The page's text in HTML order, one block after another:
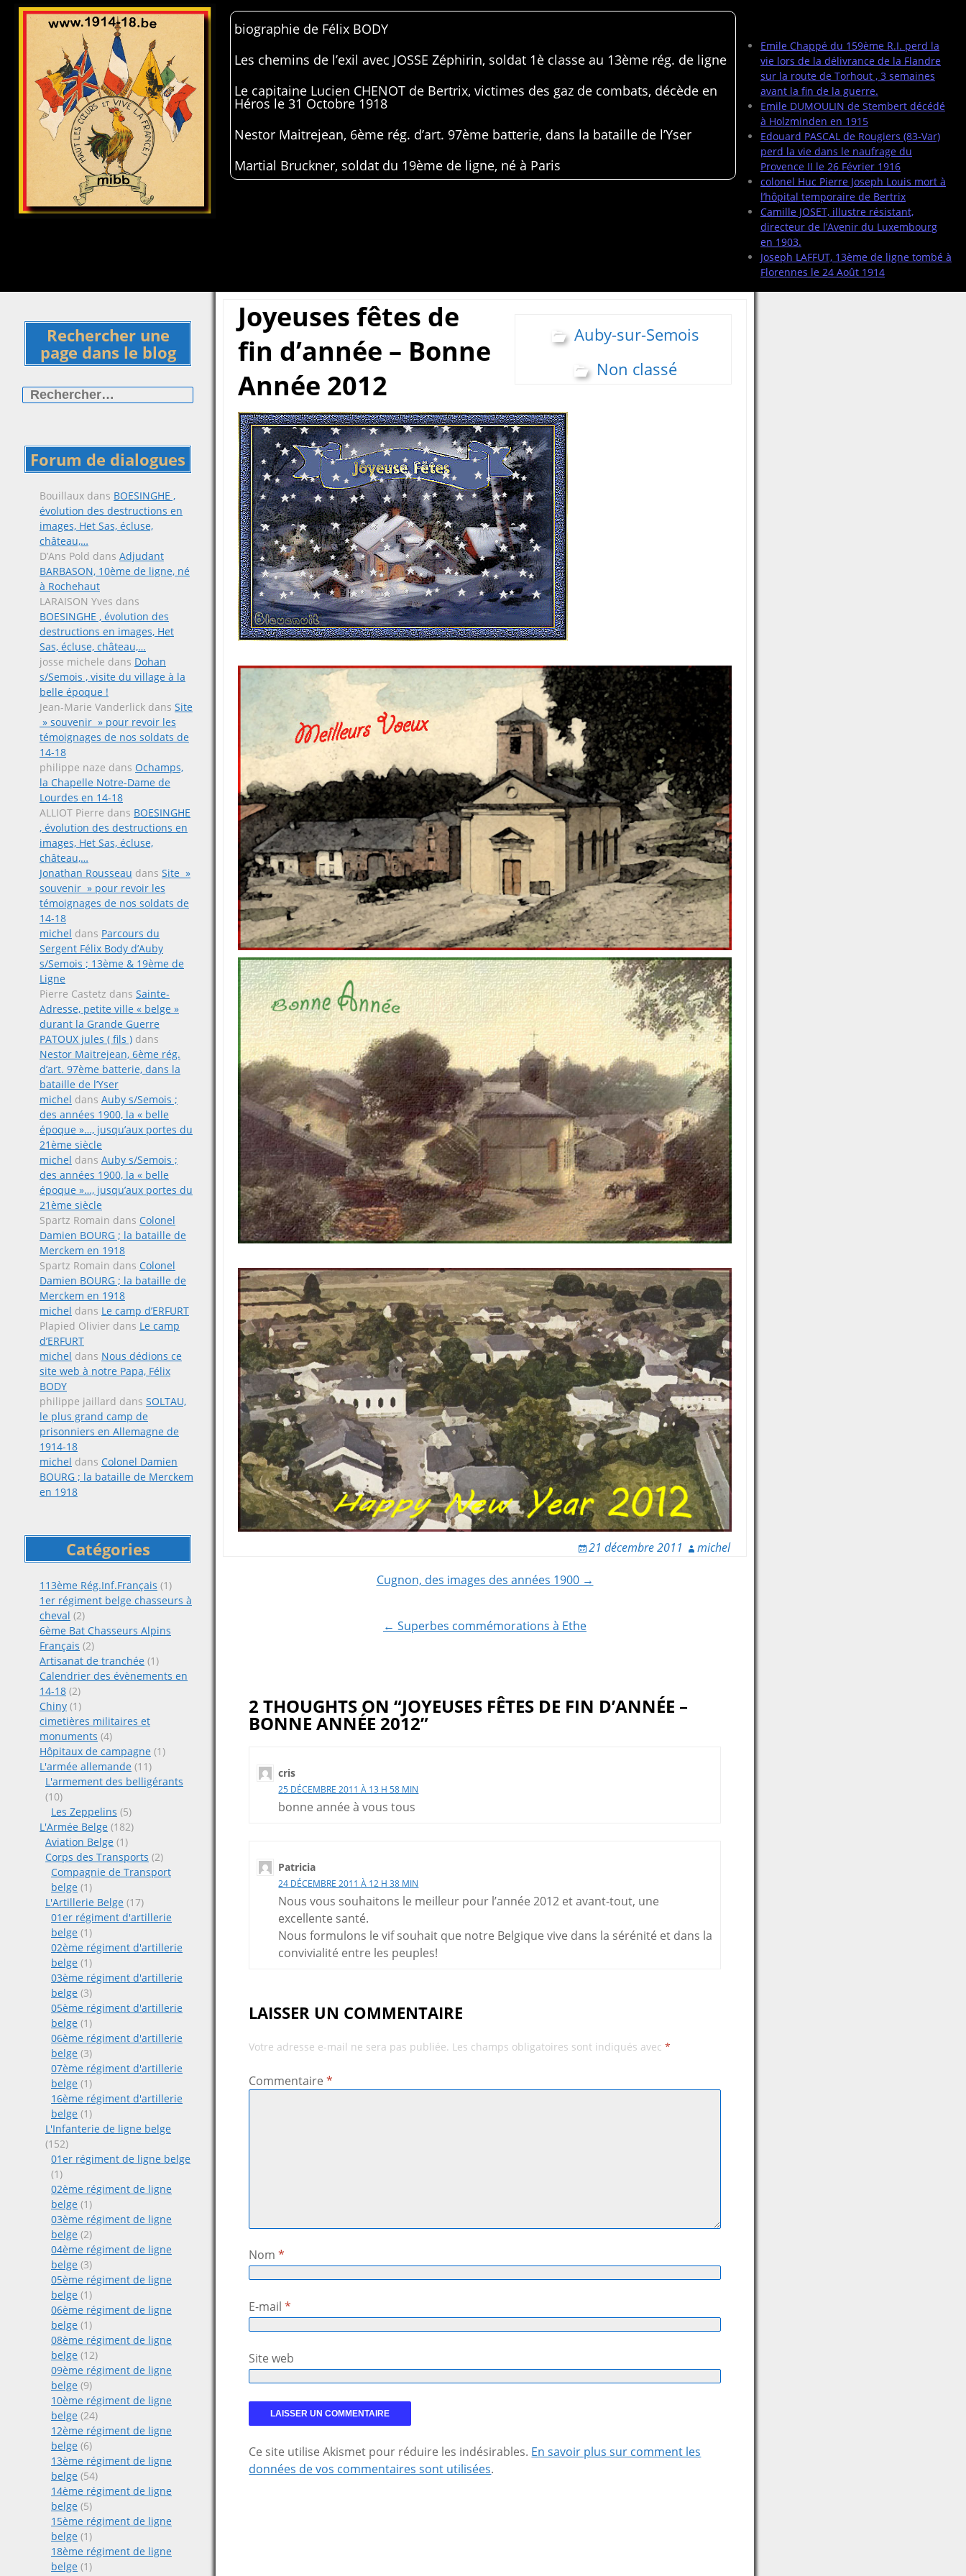
Emile Chappé du 159ème R.I. perd la
vie lors de la délivrance de la Flandre
sur la route de Torhout , 3 semaines
avant la fin de la guerre.
Emile DUMOULIN de Stembert décédé
à Holzminden en 1915
Edouard PASCAL de Rougiers (83-Var)
perd la vie dans le naufrage du
Provence II le 26 Février 1916
colonel Huc Pierre Joseph Louis mort à
l’hôpital temporaire de Bertrix
Camille JOSET, illustre résistant,
directeur de l’Avenir du Luxembourg
en 1903.
Joseph LAFFUT, 13ème de ligne tombé à
Florennes le 24 Août 1914
biographie de Félix BODY
Les chemins de l’exil avec JOSSE Zéphirin, soldat 1è classe au 13ème rég. de ligne
Le capitaine Lucien CHENOT de Bertrix, victimes des gaz de combats, décède en
Héros le 31 Octobre 1918
Nestor Maitrejean, 6ème rég. d’art. 97ème batterie, dans la bataille de l’Yser
Martial Bruckner, soldat du 19ème de ligne, né à Paris
Rechercher une
page dans le blog
Forum de dialogues
Bouillaux dans BOESINGHE ,
évolution des destructions en
images, Het Sas, écluse,
château,…
D’Ans Pold dans Adjudant
BARBASON, 10ème de ligne, né
à Rochehaut
LARAISON Yves dans
BOESINGHE , évolution des
destructions en images, Het
Sas, écluse, château,…
josse michele dans Dohan
s/Semois , visite du village à la
belle époque !
Jean-Marie Vanderlick dans Site
» souvenir » pour revoir les
témoignages de nos soldats de
14-18
philippe naze dans Ochamps,
la Chapelle Notre-Dame de
Lourdes en 14-18
ALLIOT Pierre dans BOESINGHE
, évolution des destructions en
images, Het Sas, écluse,
château,…
Jonathan Rousseau dans Site »
souvenir » pour revoir les
témoignages de nos soldats de
14-18
michel dans Parcours du
Sergent Félix Body d’Auby
s/Semois ; 13ème & 19ème de
Ligne
Pierre Castetz dans Sainte-
Adresse, petite ville « belge »
durant la Grande Guerre
PATOUX jules ( fils ) dans
Nestor Maitrejean, 6ème rég.
d’art. 97ème batterie, dans la
bataille de l’Yser
michel dans Auby s/Semois ;
des années 1900, la « belle
époque »…, jusqu’aux portes du
21ème siècle
michel dans Auby s/Semois ;
des années 1900, la « belle
époque »…, jusqu’aux portes du
21ème siècle
Spartz Romain dans Colonel
Damien BOURG ; la bataille de
Merckem en 1918
Spartz Romain dans Colonel
Damien BOURG ; la bataille de
Merckem en 1918
michel dans Le camp d’ERFURT
Plapied Olivier dans Le camp
d’ERFURT
michel dans Nous dédions ce
site web à notre Papa, Félix
BODY
philippe jaillard dans SOLTAU,
le plus grand camp de
prisonniers en Allemagne de
1914-18
michel dans Colonel Damien
BOURG ; la bataille de Merckem
en 1918
Catégories
113ème Rég.Inf.Français (1)
1er régiment belge chasseurs à
cheval (2)
6ème Bat Chasseurs Alpins
Français (2)
Artisanat de tranchée (1)
Calendrier des évènements en
14-18 (2)
Chiny (1)
cimetières militaires et
monuments (4)
Hôpitaux de campagne (1)
L'armée allemande (11)
L'armement des belligérants
(10)
Les Zeppelins (5)
L'Armée Belge (182)
Aviation Belge (1)
Corps des Transports (2)
Compagnie de Transport
belge (1)
L'Artillerie Belge (17)
01er régiment d'artillerie
belge (1)
02ème régiment d'artillerie
belge (1)
03ème régiment d'artillerie
belge (3)
05ème régiment d'artillerie
belge (1)
06ème régiment d'artillerie
belge (3)
07ème régiment d'artillerie
belge (1)
16ème régiment d'artillerie
belge (1)
L'Infanterie de ligne belge
(152)
01er régiment de ligne belge
(1)
02ème régiment de ligne
belge (1)
03ème régiment de ligne
belge (2)
04ème régiment de ligne
belge (3)
05ème régiment de ligne
belge (1)
06ème régiment de ligne
belge (1)
08ème régiment de ligne
belge (12)
09ème régiment de ligne
belge (9)
10ème régiment de ligne
belge (24)
12ème régiment de ligne
belge (6)
13ème régiment de ligne
belge (54)
14ème régiment de ligne
belge (5)
15ème régiment de ligne
belge (1)
18ème régiment de ligne
belge (1)
Auby-sur-Semois
Non classé
Joyeuses fêtes de
fin d’année – Bonne
Année 2012
21 décembre 2011 michel
Cugnon, des images des années 1900 →
← Superbes commémorations à Ethe
2 THOUGHTS ON “JOYEUSES FÊTES DE FIN D’ANNÉE –
BONNE ANNÉE 2012”
cris
25 DÉCEMBRE 2011 À 13 H 58 MIN
bonne année à vous tous
Patricia
24 DÉCEMBRE 2011 À 12 H 38 MIN
Nous vous souhaitons le meilleur pour l’année 2012 et avant-tout, une
excellente santé.
Nous formulons le vif souhait que notre Belgique vive dans la sérénité et dans la
convivialité entre les peuples!
LAISSER UN COMMENTAIRE
Votre adresse e-mail ne sera pas publiée. Les champs obligatoires sont indiqués avec*
Commentaire*
Nom*
E-mail*
Site web
Ce site utilise Akismet pour réduire les indésirables. En savoir plus sur comment les
données de vos commentaires sont utilisées.